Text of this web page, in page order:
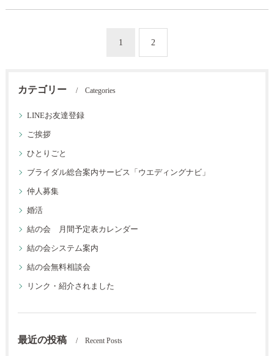
1 2
カテゴリー Categories
LINEお友達登録
ご挨拶
ひとりごと
ブライダル総合案内サービス「ウエディングナビ」
仲人募集
婚活
結の会 月間予定表カレンダー
結の会システム案内
結の会無料相談会
リンク・紹介されました
最近の投稿 Recent Posts